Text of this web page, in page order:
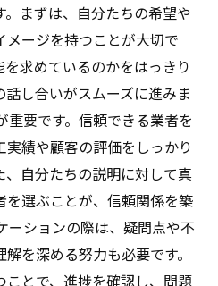
まずは、自分たちの希望や
ージを持つことが大切で
求めているのかをはっきり
し合いがスムーズに進みま
重要です。信頼できる業者を
績や顧客の評価をしっかり
自分たちの説明に対して真
選ぶことが、信頼関係を築
ーションの際は、疑問点や不
を深める努力も必要です。
とで、進捗を確認し、問題